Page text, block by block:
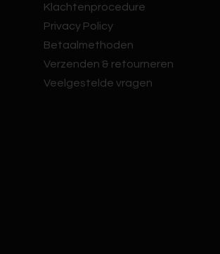
Klachtenprocedure
Privacy Policy
Betaalmethoden
Verzenden & retourneren
Veelgestelde vragen